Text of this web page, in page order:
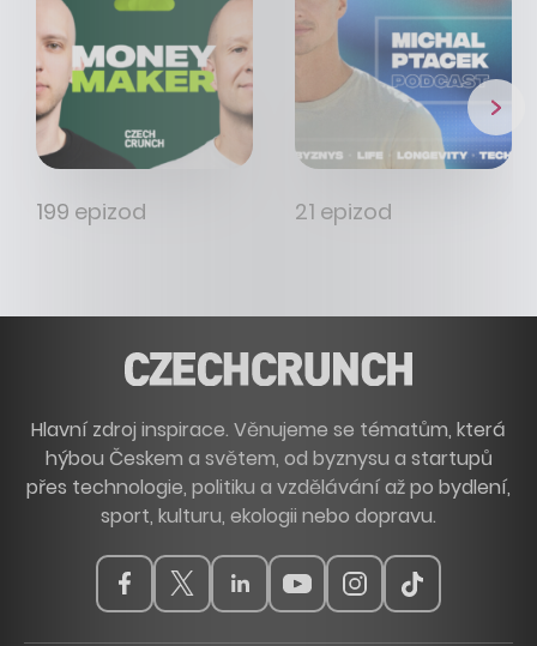
199 epizod 21 epizod
Hlavní zdroj inspirace. Věnujeme se tématům, která
hýbou Českem a světem, od byznysu a startupů
přes technologie, politiku a vzdělávání až po bydlení,
sport, kulturu, ekologii nebo dopravu.